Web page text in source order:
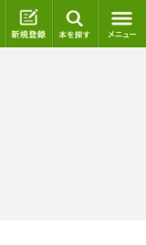
ログイン 新規登録